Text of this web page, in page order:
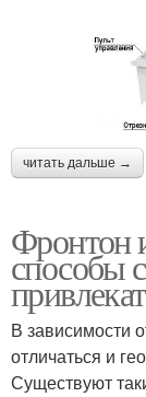
читать дальше →
Фронтон
способы
В зависимости
отличаться и
Существуют